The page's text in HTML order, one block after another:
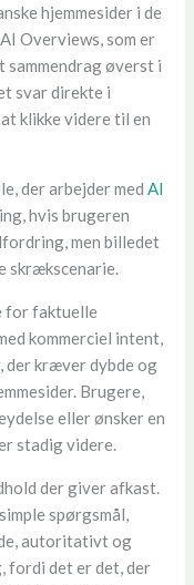
hjemmesider i de
Overviews, som er
øverst i
svar direkte i
klikke videre til en
der arbejder medAI
hvis brugeren
men billedet
skrækscenarie.
for faktuelle
kommerciel intent,
der kræver dybde og
Brugere,
eller ønsker en
stadig videre.
der giver afkast.
spørgsmål,
autoritativt og
fordi det er det, der